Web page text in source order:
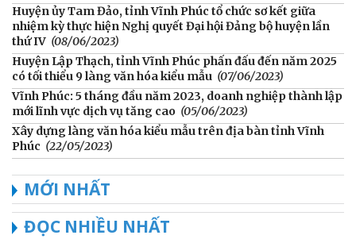
Huyện ủy Tam Đảo, tỉnh Vĩnh Phúc tổ chức sơ kết giữa
nhiệm kỳ thực hiện Nghị quyết Đại hội Đảng bộ huyện lần
thứ IV (08/06/2023)
Huyện Lập Thạch, tỉnh Vĩnh Phúc phấn đấu đến năm 2025
có tối thiểu 9 làng văn hóa kiểu mẫu (07/06/2023)
Vĩnh Phúc: 5 tháng đầu năm 2023, doanh nghiệp thành lập
mới lĩnh vực dịch vụ tăng cao (05/06/2023)
Xây dựng làng văn hóa kiểu mẫu trên địa bàn tỉnh Vĩnh
Phúc (22/05/2023)
MỚI NHẤT
ĐỌC NHIỀU NHẤT